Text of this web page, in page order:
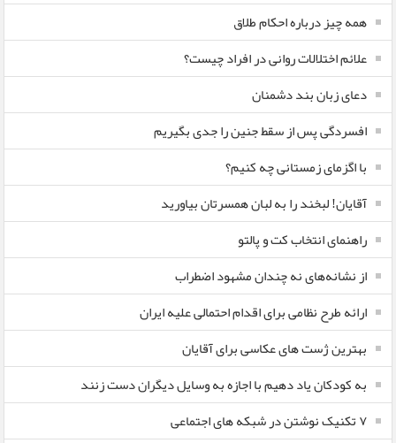
همه چیز درباره احکام طلاق
علائم اختلالات روانی در افراد چیست؟
دعای زبان بند دشمنان
افسردگی پس از سقط جنین را جدی بگیریم
با اگزمای زمستانی چه کنیم؟
آقایان! لبخند را به لبان همسرتان بیاورید
راهنمای انتخاب کت و پالتو
از نشانه‌های نه چندان مشهود اضطراب
ارائه طرح نظامی برای اقدام احتمالی علیه ایران
بهترین ژست های عکاسی برای آقایان
به کودکان یاد دهیم با اجازه به وسایل دیگران دست زنند
۷ تکنیک نوشتن در شبکه های اجتماعی